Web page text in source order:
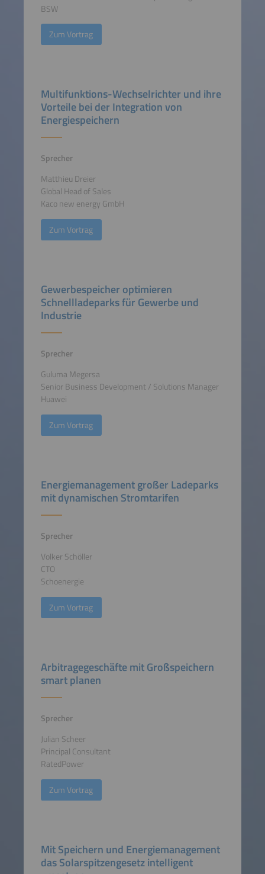
BSW
Zum Vortrag
Multifunktions-Wechselrichter und ihre
Vorteile bei der Integration von
Energiespeichern
Sprecher
Matthieu Dreier
Global Head of Sales
Kaco new energy GmbH
Zum Vortrag
Gewerbespeicher optimieren
Schnellladeparks für Gewerbe und
Industrie
Sprecher
Guluma Megersa
Senior Business Development / Solutions Manager
Huawei
Zum Vortrag
Energiemanagement großer Ladeparks
mit dynamischen Stromtarifen
Sprecher
Volker Schöller
CTO
Schoenergie
Zum Vortrag
Arbitragegeschäfte mit Großspeichern
smart planen
Sprecher
Julian Scheer
Principal Consultant
RatedPower
Zum Vortrag
Mit Speichern und Energiemanagement
das Solarspitzengesetz intelligent